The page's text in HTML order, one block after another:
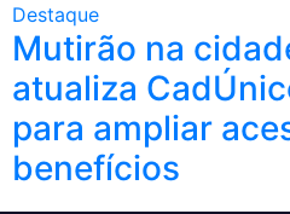
Destaque
Mutirão na
atualiza
para ampliar
benefícios